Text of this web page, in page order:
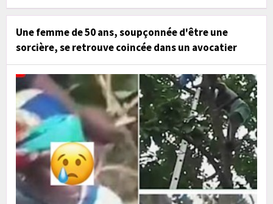
Une femme de 50 ans, soupçonnée d'être une
sorcière, se retrouve coincée dans un avocatier